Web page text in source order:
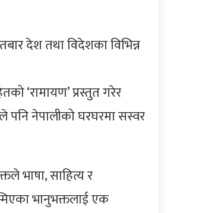
देश तथा विदेशका विभिन्न
‘रामायण’ प्रस्तुत गरेर
नेपालीको घरघरमा सस्वर
भाषा, साहित्य र
भानुभक्तलाई एक